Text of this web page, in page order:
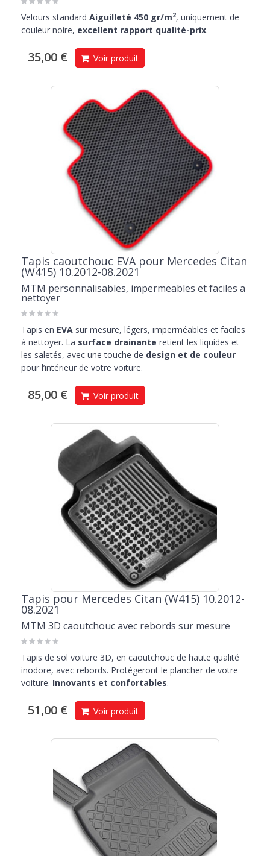
Velours standard Aiguilleté 450 gr/m2, uniquement de
couleur noire, excellent rapport qualité-prix.
35,00 € Voir produit
Tapis caoutchouc EVA pour Mercedes Citan
(W415) 10.2012-08.2021
MTM personnalisables, impermeables et faciles a
nettoyer
Tapis en EVA sur mesure, légers, imperméables et faciles
à nettoyer. La surface drainante retient les liquides et
les saletés, avec une touche de design et de couleur
pour l’intérieur de votre voiture.
85,00 € Voir produit
Tapis pour Mercedes Citan (W415) 10.2012-
08.2021
MTM 3D caoutchouc avec rebords sur mesure
Tapis de sol voiture 3D, en caoutchouc de haute qualité
inodore, avec rebords. Protégeront le plancher de votre
voiture. Innovants et confortables.
51,00 € Voir produit